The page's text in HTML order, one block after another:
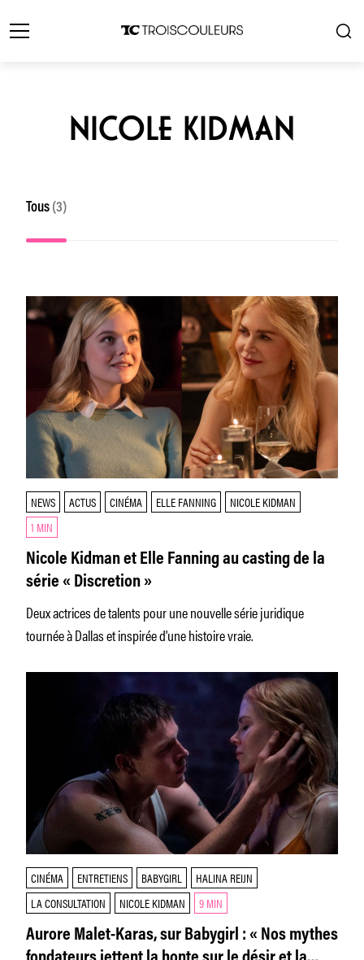
NICOLE KIDMAN
Tous (3)
NEWS ACTUS CINÉMA ELLE FANNING
NICOLE KIDMAN
1 MIN
Nicole Kidman et Elle Fanning au casting de la
série « Discretion »
Deux actrices de talents pour une nouvelle série juridique
tournée à Dallas et inspirée d'une histoire vraie.
CINÉMA ENTRETIENS BABYGIRL
HALINA REIJN
LA CONSULTATION
NICOLE KIDMAN 9 MIN
Aurore Malet-Karas, sur Babygirl : « Nos mythes